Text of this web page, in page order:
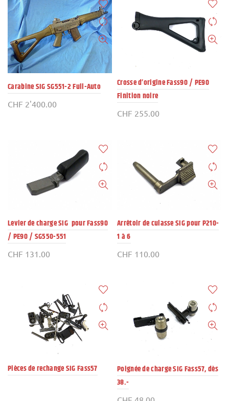
Carabine SIG SG551-2 Full-Auto
CHF 2'400.00
Crosse d’origine Fass90 / PE90
Finition noire
CHF 255.00
Levier de charge SIG pour Fass90
/ PE90 / SG550-551
CHF 131.00
Arrêtoir de culasse SIG pour P210-
1 à 6
CHF 110.00
Pièces de rechange SIG Fass57
Poignée de charge SIG Fass57, dès
38.-